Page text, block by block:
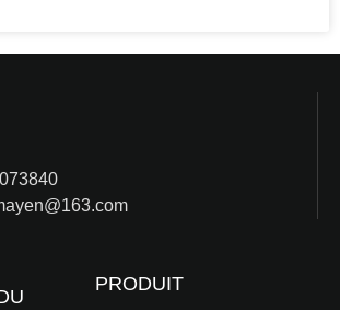
PRODUIT